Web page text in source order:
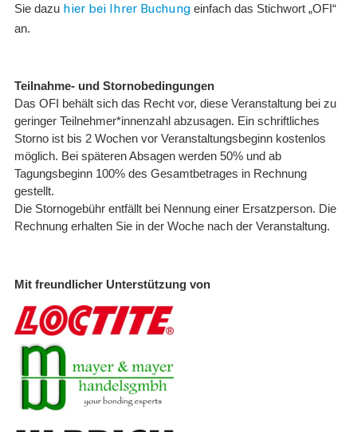
Sie dazu hier bei Ihrer Buchungeinfach das Stichwort „OFI“
an.
Teilnahme- und Stornobedingungen
Das OFI behält sich das Recht vor, diese Veranstaltung bei zu
geringer Teilnehmer*innenzahl abzusagen. Ein schriftliches
Storno ist bis 2 Wochen vor Veranstaltungsbeginn kostenlos
möglich. Bei späteren Absagen werden 50% und ab
Tagungsbeginn 100% des Gesamtbetrages in Rechnung
gestellt.
Die Stornogebühr entfällt bei Nennung einer Ersatzperson. Die
Rechnung erhalten Sie in der Woche nach der Veranstaltung.
Mit freundlicher Unterstützung von